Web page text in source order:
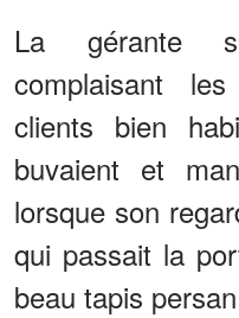
La gérante
complaisant
clients bien
buvaient et
lorsque son
qui passait la
beau tapis